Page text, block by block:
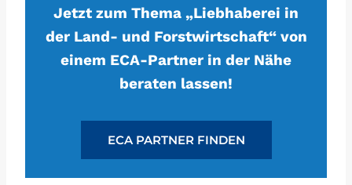
Jetzt zum Thema „Liebhaberei in
der Land- und Forstwirtschaft“ von
einem ECA-Partner in der Nähe
beraten lassen!
ECA PARTNER FINDEN